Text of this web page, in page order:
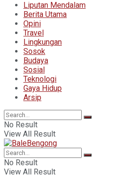
Liputan Mendalam
Berita Utama
Opini
Travel
Lingkungan
Sosok
Budaya
Sosial
Teknologi
Gaya Hidup
Arsip
No Result
View All Result
No Result
View All Result